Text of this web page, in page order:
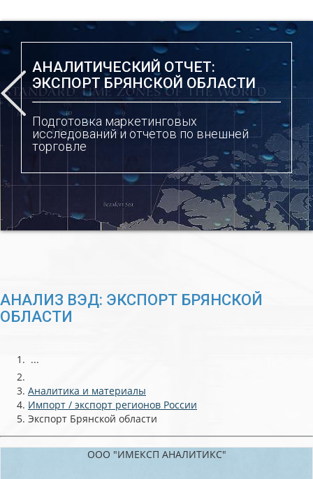
АНАЛИТИЧЕСКИЙ ОТЧЕТ:
ЭКСПОРТ БРЯНСКОЙ ОБЛАСТИ
Подготовка маркетинговых
исследований и отчетов по внешней
торговле
АНАЛИЗ ВЭД: ЭКСПОРТ БРЯНСКОЙ
ОБЛАСТИ
...
Аналитика и материалы
Импорт / экспорт регионов России
Экспорт Брянской области
ООО "ИМЕКСП АНАЛИТИКС"